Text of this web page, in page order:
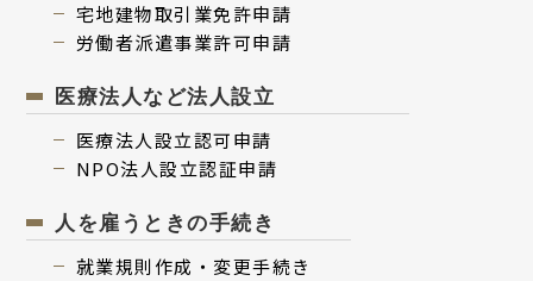
宅地建物取引業免許申請
労働者派遣事業許可申請
医療法人など法人設立
医療法⼈設⽴認可申請
NPO法⼈設⽴認証申請
人を雇うときの手続き
就業規則作成・変更⼿続き